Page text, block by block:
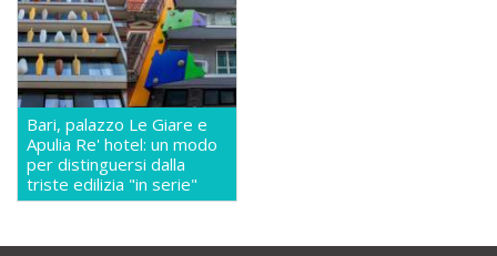
Bari, palazzo Le Giare e
Apulia Re' hotel: un modo
per distinguersi dalla
triste edilizia "in serie"